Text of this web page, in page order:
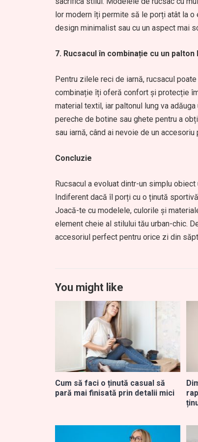
lor modern îți permite să le porți atât la o
design minimalist sau cu un aspect mai
7. Rucsacul în combinație cu un
Pentru zilele reci de iarnă, rucsacul
combinație îți oferă confort și protecție
material textil, iar paltonul lung va
pereche de botine sau ghete pentru a
sau iarnă, când ai nevoie de un
Concluzie
Rucsacul a evoluat dintr-un simplu
Indiferent dacă îl porți cu o ținută
Joacă-te cu modelele, culorile și
element cheie al stilului tău urban-chic.
accesoriul perfect pentru orice zi din
You might like
Cum să faci o ținută casual să
pară mai finisată prin detalii mici